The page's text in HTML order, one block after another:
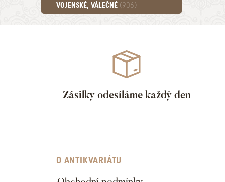
VOJENSKÉ, VÁLEČNÉ (906)
Zásilky odesíláme každý den
O ANTIKVARIÁTU